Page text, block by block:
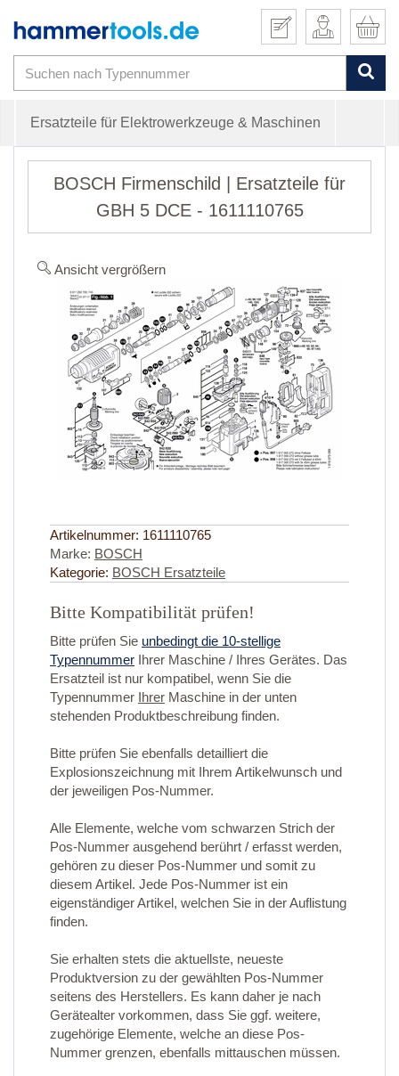
Ersatzteile für Elektrowerkzeuge & Maschinen
BOSCH Firmenschild | Ersatzteile für
GBH 5 DCE - 1611110765
Ansicht vergrößern
Artikelnummer: 1611110765
Marke: BOSCH
Kategorie: BOSCH Ersatzteile
Bitte Kompatibilität prüfen!
Bitte prüfen Sie unbedingt die 10-stellige
Typennummer Ihrer Maschine / Ihres Gerätes. Das
Ersatzteil ist nur kompatibel, wenn Sie die
Typennummer Ihrer Maschine in der unten
stehenden Produktbeschreibung finden.
Bitte prüfen Sie ebenfalls detailliert die
Explosionszeichnung mit Ihrem Artikelwunsch und
der jeweiligen Pos-Nummer.
Alle Elemente, welche vom schwarzen Strich der
Pos-Nummer ausgehend berührt / erfasst werden,
gehören zu dieser Pos-Nummer und somit zu
diesem Artikel. Jede Pos-Nummer ist ein
eigenständiger Artikel, welchen Sie in der Auflistung
finden.
Sie erhalten stets die aktuellste, neueste
Produktversion zu der gewählten Pos-Nummer
seitens des Herstellers. Es kann daher je nach
Gerätealter vorkommen, dass Sie ggf. weitere,
zugehörige Elemente, welche an diese Pos-
Nummer grenzen, ebenfalls mittauschen müssen.